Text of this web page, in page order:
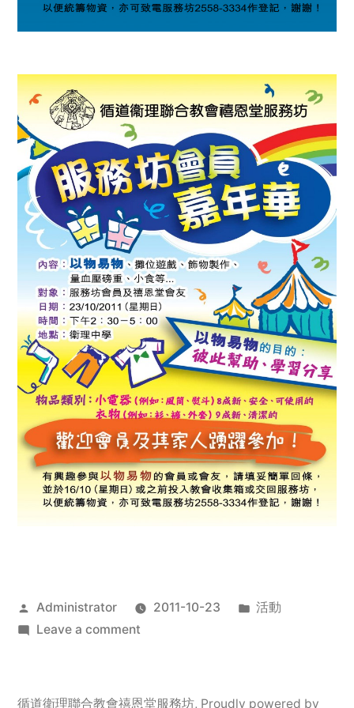
Posted
by
Administrator 2011-10-23
Posted
活動
Leave a commenton
服
循道衛理聯合教會禧恩堂服務坊, Proudly powered by